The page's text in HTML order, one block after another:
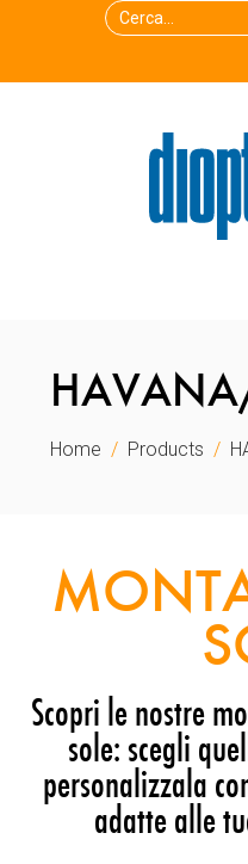
Home Products
Scopri le nostre
sole: scegli
personalizzala
adatte alle